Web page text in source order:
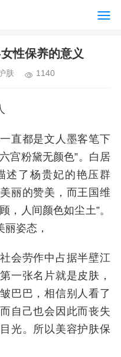
性保养的意义
肤 1140
都是文人墨客笔下
宫粉黛无颜色”。白居
述了杨贵妃的艳压群
丽的赞美，而王国维
，人间颜色如尘土”。
姿态，
劳作中占据半壁江
一张名片就是皮肤，
巴巴，相信别人看了
自己也会因此而丧失
光。所以美容护肤保